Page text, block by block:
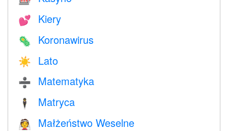
💕 Kiery
🦠 Koronawirus
☀️ Lato
➗ Matematyka
🕴️ Matryca
👰 Małżeństwo Weselne